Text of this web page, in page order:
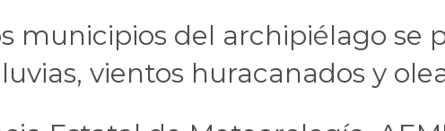
municipios del archipiélago se
vientos huracanados y